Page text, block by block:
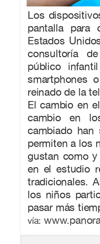
Los
pantalla para
Estados
consultoría
público
smartphones
reinado de la
El cambio en
cambio en
cambiado
permiten a los
gustan como
en el estudio
tradicionales.
los niños
pasar más
vía: